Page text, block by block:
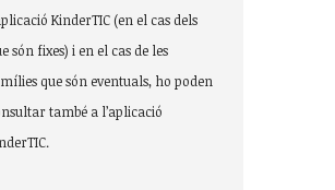
KinderTIC (en el cas dels
són fixes) i en el cas de les
que són eventuals, ho poden
també a l’aplicació